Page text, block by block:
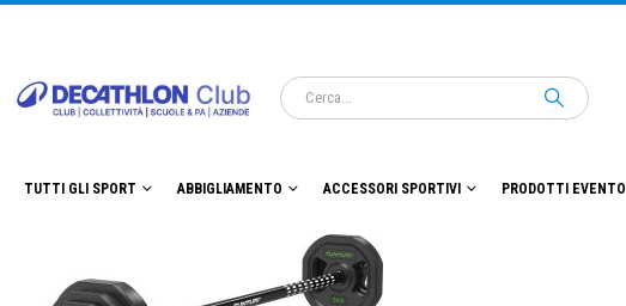
TUTTI GLI SPORT ABBIGLIAMENTO ACCESSORI SPORTIVI PRODOTTI EVENTO